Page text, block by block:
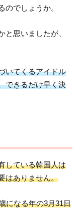
のでしょうか。
思いましたが、
いてくるアイドル
できるだけ早く決
している韓国人は
はありません。
になる年の3月31日